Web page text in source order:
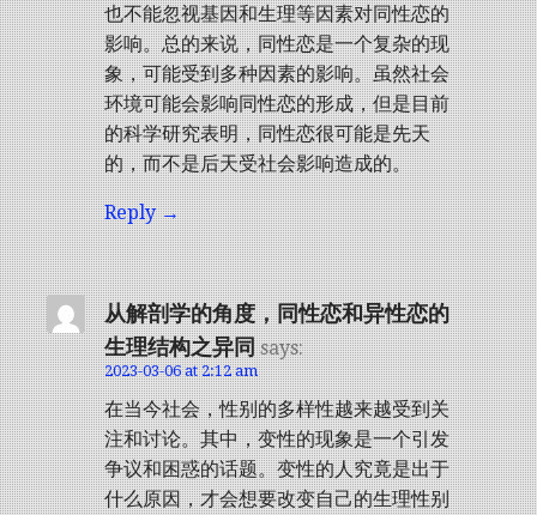
也不能忽视基因和生理等因素对同性恋的
影响。总的来说，同性恋是一个复杂的现
象，可能受到多种因素的影响。虽然社会
环境可能会影响同性恋的形成，但是目前
的科学研究表明，同性恋很可能是先天
的，而不是后天受社会影响造成的。
Reply
从解剖学的角度，同性恋和异性恋的
生理结构之异同 says:
2023-03-06 at 2:12 am
在当今社会，性别的多样性越来越受到关
注和讨论。其中，变性的现象是一个引发
争议和困惑的话题。变性的人究竟是出于
什么原因，才会想要改变自己的生理性别